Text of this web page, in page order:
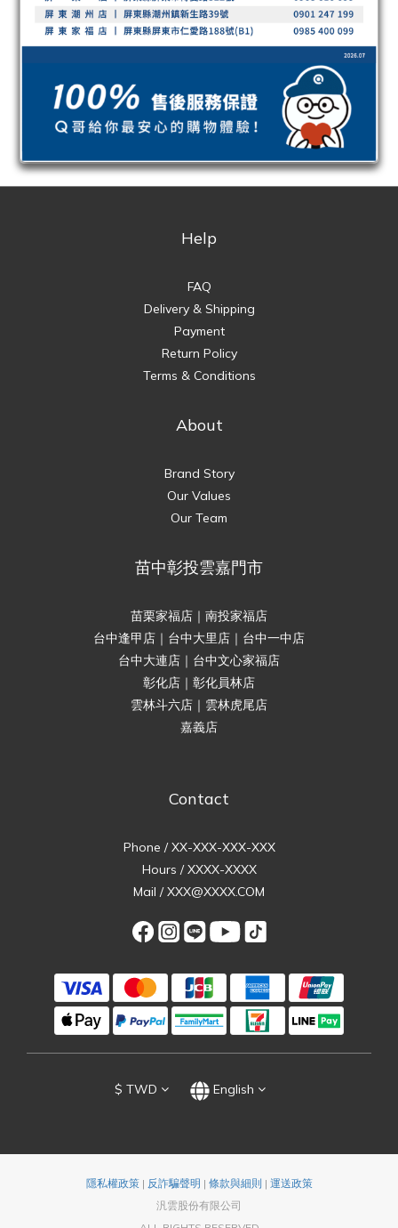
Help
FAQ
Delivery & Shipping
Payment
Return Policy
Terms & Conditions
About
Brand Story
Our Values
Our Team
苗中彰投雲嘉門市
苗栗家福店｜南投家福店
台中逢甲店｜台中大里店｜台中一中店
台中大連店｜台中文心家福店
彰化店｜彰化員林店
雲林斗六店｜雲林虎尾店
嘉義店
Contact
Phone / XX-XXX-XXX-XXX
Hours / XXXX-XXXX
Mail / XXX@XXXX.COM
$ TWD English
隱私權政策| 反詐騙聲明 | 條款與細則 | 運送政策
汎雲股份有限公司